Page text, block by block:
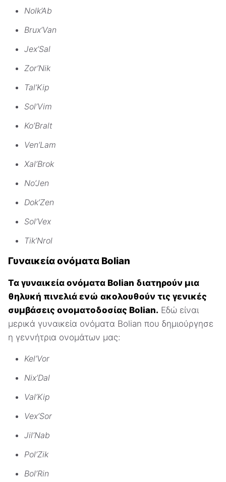
Nolk’Ab
Brux’Van
Jex’Sal
Zor’Nik
Tal’Kip
Sol’Vim
Ko’Bralt
Ven’Lam
Xal’Brok
No’Jen
Dok’Zen
Sol’Vex
Tik’Nrol
Γυναικεία ονόματα Bolian
Τα γυναικεία ονόματα Bolian διατηρούν μια
θηλυκή πινελιά ενώ ακολουθούν τις γενικές
συμβάσεις ονοματοδοσίας Bolian. Εδώ είναι
μερικά γυναικεία ονόματα Bolian που δημιούργησε
η γεννήτρια ονομάτων μας:
Kel’Vor
Nix’Dal
Val’Kip
Vex’Sor
Jil’Nab
Pol’Zik
Bol’Rin